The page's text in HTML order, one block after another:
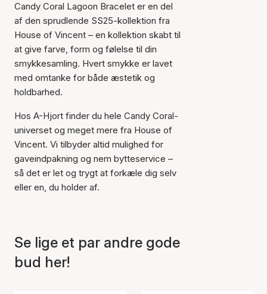
Candy Coral Lagoon Bracelet er en del
af den sprudlende SS25-kollektion fra
House of Vincent – en kollektion skabt til
at give farve, form og følelse til din
smykkesamling. Hvert smykke er lavet
med omtanke for både æstetik og
holdbarhed.
Hos A-Hjort finder du hele Candy Coral-
universet og meget mere fra House of
Vincent. Vi tilbyder altid mulighed for
gaveindpakning og nem bytteservice –
så det er let og trygt at forkæle dig selv
eller en, du holder af.
Se lige et par andre gode
bud her!